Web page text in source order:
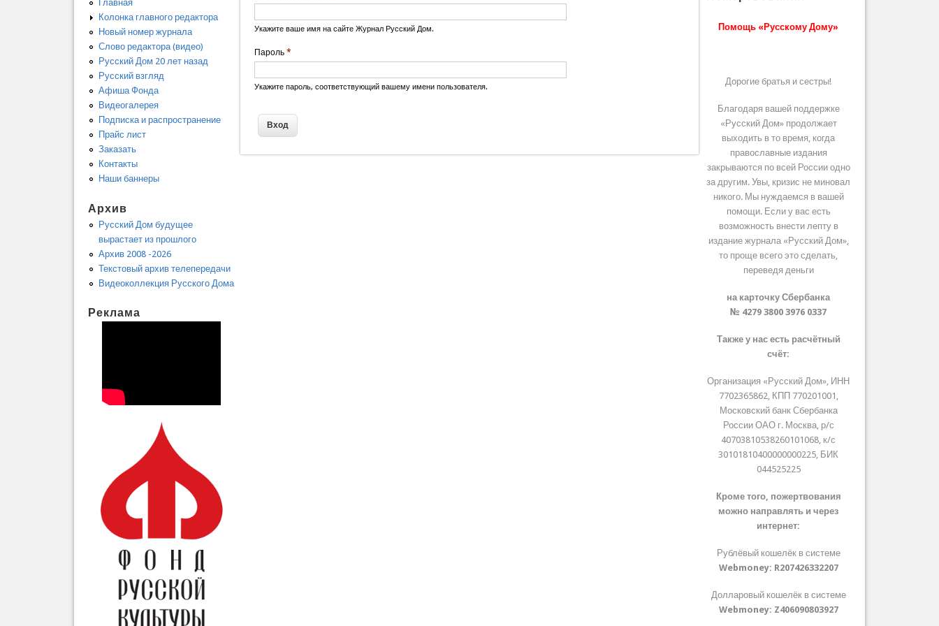
Укажите ваше имя на сайте Журнал Русский Дом.
Пароль*
Укажите пароль, соответствующий вашему имени пользователя.
Главная
Колонка главного редактора
Новый номер журнала
Слово редактора (видео)
Русский Дом 20 лет назад
Русский взгляд
Афиша Фонда
Видеогалерея
Подписка и распространение
Прайс лист
Заказать
Контакты
Наши баннеры
Архив
Русский Дом будущее
вырастает из прошлого
Архив 2008 -2026
Текстовый архив телепередачи
Видеоколлекция Русского Дома
Реклама
Помощь «Русскому Дому»
Дорогие братья и сестры!
Благодаря вашей поддержке
«Русский Дом» продолжает
выходить в то время, когда
православные издания
закрываются по всей России одно
за другим. Увы, кризис не миновал
никого. Мы нуждаемся в вашей
помощи. Если у вас есть
возможность внести лепту в
издание журнала «Русский Дом»,
то проще всего это сделать,
переведя деньги
на карточку Сбербанка
№ 4279 3800 3976 0337
Также у нас есть расчётный
счёт:
Организация «Русский Дом», ИНН
7702365862, КПП 770201001,
Московский банк Сбербанка
России ОАО г. Москва, р/с
40703810538260101068, к/с
30101810400000000225, БИК
044525225
Кроме того, пожертвования
можно направлять и через
интернет:
Рублёвый кошелёк в системе
Webmoney: R207426332207
Долларовый кошелёк в системе
Webmoney: Z406090803927